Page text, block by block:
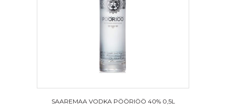
SAAREMAA VODKA PÖÖRIÖÖ 40% 0,5L